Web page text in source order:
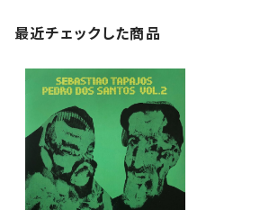
最近チェックした商品